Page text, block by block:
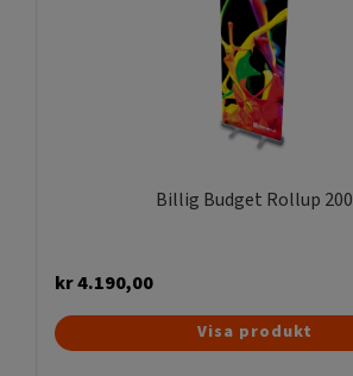
olika
alternativen
kan
väljas
på
Billig Budget Rollup 200
kr4.190,00
Visa produkt